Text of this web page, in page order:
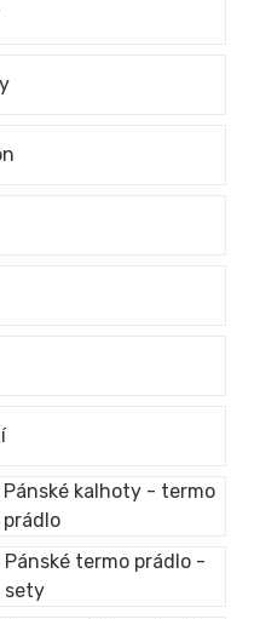
Pánské kalhoty - termo
prádlo
Pánské termo prádlo -
sety